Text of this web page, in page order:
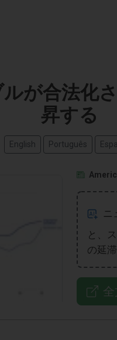
が合法化
昇する
English Português
と、
の延